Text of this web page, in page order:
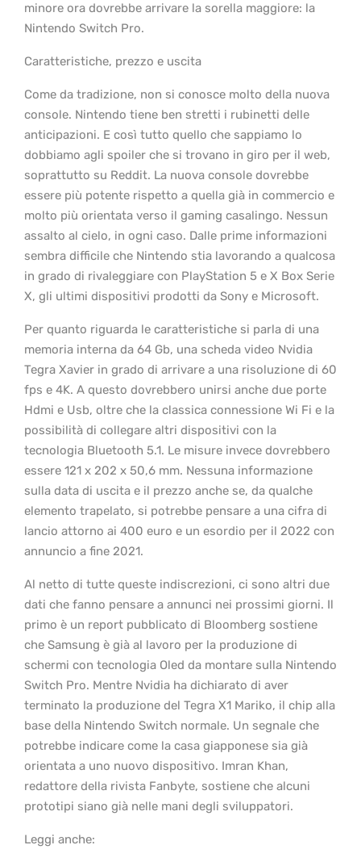
minore ora dovrebbe arrivare la sorella maggiore: la
Nintendo Switch Pro.
Caratteristiche, prezzo e uscita
Come da tradizione, non si conosce molto della nuova
console. Nintendo tiene ben stretti i rubinetti delle
anticipazioni. E così tutto quello che sappiamo lo
dobbiamo agli spoiler che si trovano in giro per il web,
soprattutto su Reddit. La nuova console dovrebbe
essere più potente rispetto a quella già in commercio e
molto più orientata verso il gaming casalingo. Nessun
assalto al cielo, in ogni caso. Dalle prime informazioni
sembra difficile che Nintendo stia lavorando a qualcosa
in grado di rivaleggiare con PlayStation 5 e X Box Serie
X, gli ultimi dispositivi prodotti da Sony e Microsoft.
Per quanto riguarda le caratteristiche si parla di una
memoria interna da 64 Gb, una scheda video Nvidia
Tegra Xavier in grado di arrivare a una risoluzione di 60
fps e 4K. A questo dovrebbero unirsi anche due porte
Hdmi e Usb, oltre che la classica connessione Wi Fi e la
possibilità di collegare altri dispositivi con la
tecnologia Bluetooth 5.1. Le misure invece dovrebbero
essere 121 x 202 x 50,6 mm. Nessuna informazione
sulla data di uscita e il prezzo anche se, da qualche
elemento trapelato, si potrebbe pensare a una cifra di
lancio attorno ai 400 euro e un esordio per il 2022 con
annuncio a fine 2021.
Al netto di tutte queste indiscrezioni, ci sono altri due
dati che fanno pensare a annunci nei prossimi giorni. Il
primo è un report pubblicato di Bloomberg sostiene
che Samsung è già al lavoro per la produzione di
schermi con tecnologia Oled da montare sulla Nintendo
Switch Pro. Mentre Nvidia ha dichiarato di aver
terminato la produzione del Tegra X1 Mariko, il chip alla
base della Nintendo Switch normale. Un segnale che
potrebbe indicare come la casa giapponese sia già
orientata a uno nuovo dispositivo. Imran Khan,
redattore della rivista Fanbyte, sostiene che alcuni
prototipi siano già nelle mani degli sviluppatori.
Leggi anche: